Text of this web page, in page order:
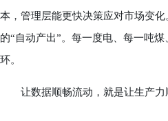
本，管理层能更快决策应对市场变
的“自动产出”。每一度电、每一吨
环。
让数据顺畅流动，就是让生产力